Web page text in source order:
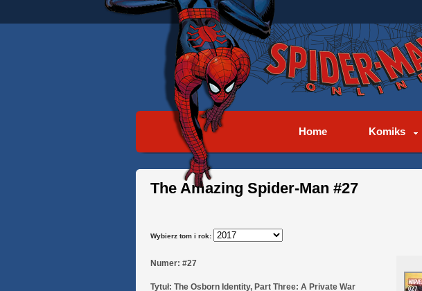
Home Komiks
The Amazing Spider-Man #27
Wybierz tom i rok:
Numer: #27
Tytuł: The Osborn Identity, Part Three: A Private War